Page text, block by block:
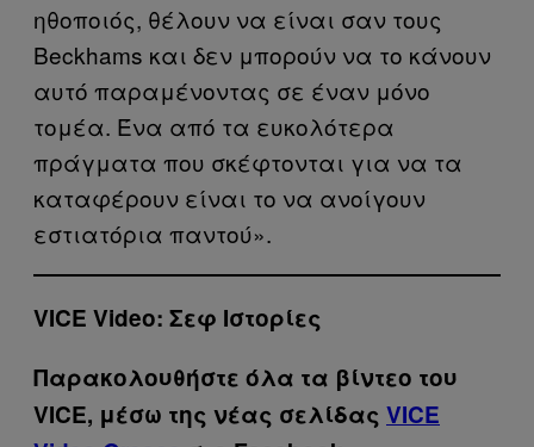
ηθοποιός, θέλουν να είναι σαν τους
Beckhams και δεν μπορούν να το κάνουν
αυτό παραμένοντας σε έναν μόνο
τομέα. Ένα από τα ευκολότερα
πράγματα που σκέφτονται για να τα
καταφέρουν είναι το να ανοίγουν
εστιατόρια παντού».
VICE Video: Σεφ Ιστορίες
Παρακολουθήστε όλα τα βίντεo του
VICE, μέσω της νέας σελίδας VICE